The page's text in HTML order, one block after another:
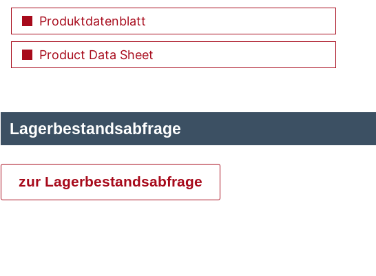
Produktdatenblatt
Product Data Sheet
Lagerbestandsabfrage
zur Lagerbestandsabfrage